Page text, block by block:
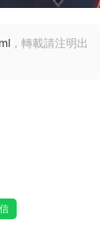
，轉載請注明出